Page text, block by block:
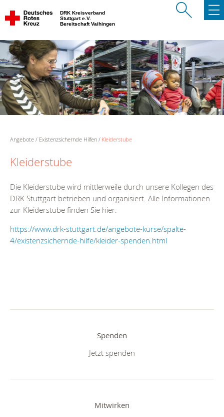
DRK Kreisverband
Stuttgart e.V.
Bereitschaft Vaihingen
Angebote Existenzsichernde Hilfen Kleiderstube
Kleiderstube
Die Kleiderstube wird mittlerweile durch unsere Kollegen des
DRK Stuttgart betrieben und organisiert. Alle Informationen
zur Kleiderstube finden Sie hier:
https://www.drk-stuttgart.de/angebote-kurse/spalte-
4/existenzsichernde-hilfe/kleider-spenden.html
Spenden
Jetzt spenden
Mitwirken